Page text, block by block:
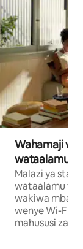
Wahamaji
wataalamu
Malazi ya
wataalamu
wakiwa mbali
wenye Wi-Fi
mahususi za